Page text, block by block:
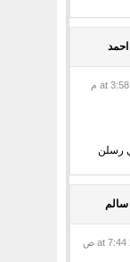
احمد
رسلن
سالم